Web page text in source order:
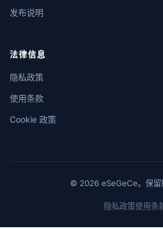
发布说明
法律信息
隐私政策
使用条款
Cookie 政策
© 2026 eSeGeCe。保留
隐私政策使用条